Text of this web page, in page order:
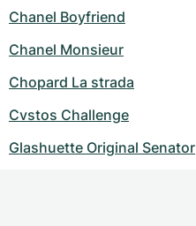
Chanel Boyfriend
Chanel Monsieur
Chopard La strada
Cvstos Challenge
Glashuette Original Senator